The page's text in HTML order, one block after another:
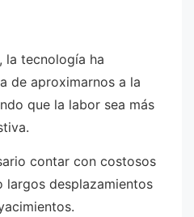
la tecnología ha
de aproximarnos a la
que la labor sea más
contar con costosos
largos desplazamientos